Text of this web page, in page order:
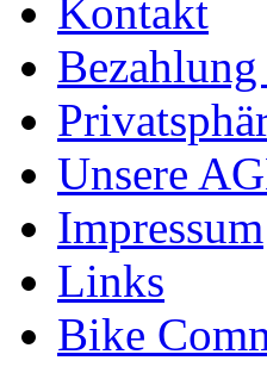
Kontakt
Unsere
Impressum
Links
Bike